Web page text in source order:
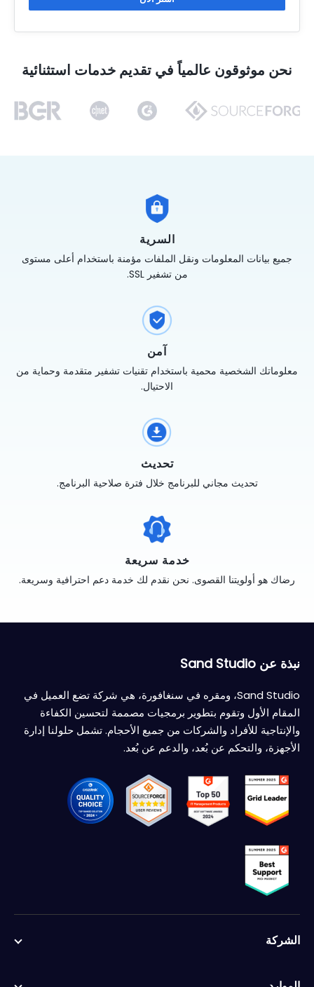
نحن موثوقون عالمياً في تقديم خدمات استثنائية
السرية
جميع بيانات المعلومات ونقل الملفات مؤمنة باستخدام أعلى مستوى
من تشفير SSL.
آمن
معلوماتك الشخصية محمية باستخدام تقنيات تشفير متقدمة وحماية من
الاحتيال.
تحديث
تحديث مجاني للبرنامج خلال فترة صلاحية البرنامج.
خدمة سريعة
رضاك هو أولويتنا القصوى. نحن نقدم لك خدمة دعم احترافية وسريعة.
نبذة عن Sand Studio
Sand Studio، ومقره في سنغافورة، هي شركة تضع العميل في
المقام الأول وتقوم بتطوير برمجيات مصممة لتحسين الكفاءة
والإنتاجية للأفراد والشركات من جميع الأحجام. تشمل حلولنا إدارة
الأجهزة، والتحكم عن بُعد، والدعم عن بُعد.
الشركة